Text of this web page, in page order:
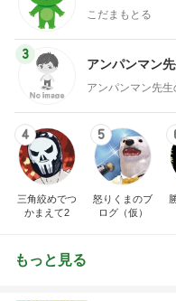
こだまもとる
3
アンパンマン
アンパンマン先
4
三角絞めでつ
かまえて2
5
怒りくまのブ
ログ（仮）
もっと見る